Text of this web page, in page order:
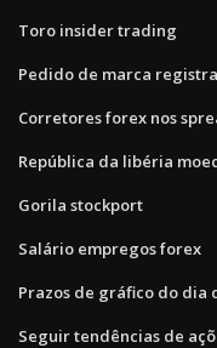
Toro insider trading
Pedido de marca
Corretores forex nos
República da libéria
Gorila stockport
Salário empregos forex
Prazos de gráfico do dia
Seguir tendências de